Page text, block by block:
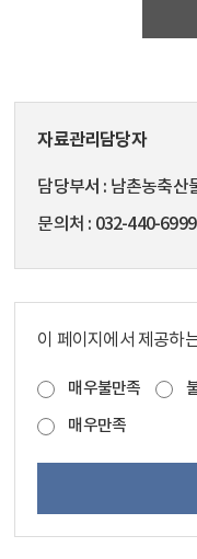
자료관리담당자
담당부서
남촌농축산
문의처
032-440-6999
이 페이지에서 제공하
매우불만족
매우만족